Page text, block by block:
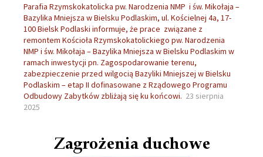
Parafia Rzymskokatolicka pw. Narodzenia NMP i św. Mikołaja –
Bazylika Mniejsza w Bielsku Podlaskim, ul. Kościelnej 4a, 17-
100 Bielsk Podlaski informuje, że prace związane z
remontem Kościoła Rzymskokatolickiego pw. Narodzenia
NMP i św. Mikołaja – Bazylika Mniejsza w Bielsku Podlaskim w
ramach inwestycji pn. Zagospodarowanie terenu,
zabezpieczenie przed wilgocią Bazyliki Mniejszej w Bielsku
Podlaskim – etap II dofinasowane z Rządowego Programu
Odbudowy Zabytków zbliżają się ku końcowi. 23 sierpnia
2025